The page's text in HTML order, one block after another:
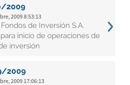
2009
2009 8:53:13
de Inversión S.A.
inicio de operaciones de
inversión
2009
2009 17:06:13